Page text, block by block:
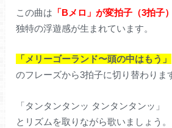
この曲は 「Bメロ」が変拍子（3拍子）
独特の浮遊感が生まれています。
「メリーゴーランド〜頭の中はもう」
のフレーズから3拍子に切り替わりま
「タンタンタンッ タンタンタンッ」
とリズムを取りながら歌いましょう。